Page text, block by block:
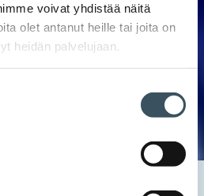
voivat yhdistää näitä
olet antanut heille tai joita on
heidän palvelujaan.